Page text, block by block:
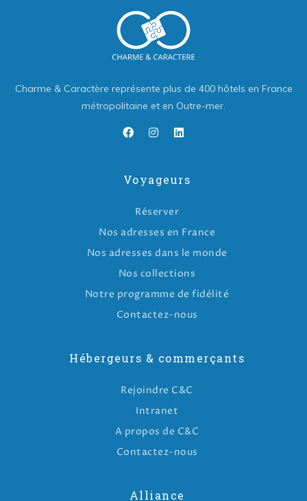
Charme & Caractère représente plus de 400 hôtels en France
métropolitaine et en Outre-mer.
Voyageurs
Réserver
Nos adresses en France
Nos adresses dans le monde
Nos collections
Notre programme de fidélité
Contactez-nous
Hébergeurs & commerçants
Rejoindre C&C
Intranet
A propos de C&C
Contactez-nous
Alliance